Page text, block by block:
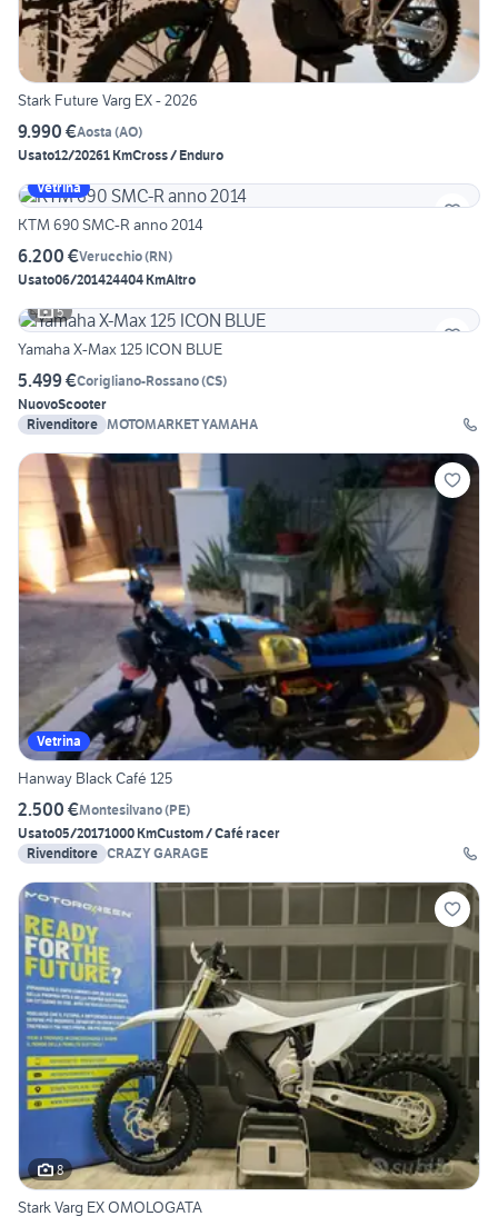
Stark Future Varg EX - 2026
9.990 €Aosta (AO)
Usato12/20261 KmCross / Enduro
Vetrina
KTM 690 SMC-R anno 2014
6.200 €Verucchio(RN)
Usato06/201424404 KmAltro
5
Yamaha X-Max 125 ICON BLUE
5.499 €Corigliano-Rossano(CS)
NuovoScooter
Rivenditore MOTOMARKET YAMAHA
Vetrina
Hanway Black Café 125
2.500 €Montesilvano(PE)
Usato05/20171000 KmCustom / Café racer
Rivenditore CRAZY GARAGE
8
Stark Varg EX OMOLOGATA